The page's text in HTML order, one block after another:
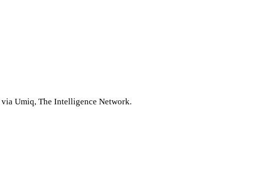
Umiq, The Intelligence Network.